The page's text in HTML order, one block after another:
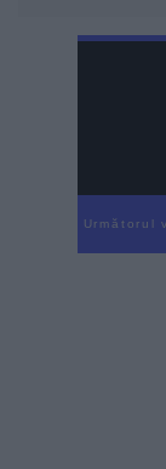
Următorul